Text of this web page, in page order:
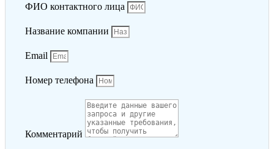
ФИО контактного лица
Название компании
Email
Номер телефона
Комментарий